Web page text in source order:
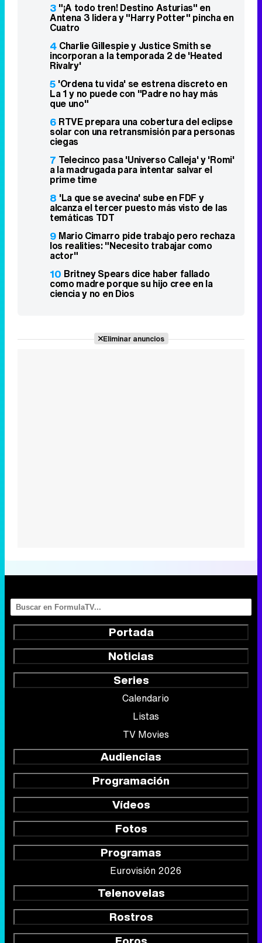
3 "¡A todo tren! Destino Asturias" en
Antena 3 lidera y "Harry Potter" pincha en
Cuatro
4 Charlie Gillespie y Justice Smith se
incorporan a la temporada 2 de 'Heated
Rivalry'
5 'Ordena tu vida' se estrena discreto en
La 1 y no puede con "Padre no hay más
que uno"
6 RTVE prepara una cobertura del eclipse
solar con una retransmisión para personas
ciegas
7 Telecinco pasa 'Universo Calleja' y 'Romi'
a la madrugada para intentar salvar el
prime time
8 'La que se avecina' sube en FDF y
alcanza el tercer puesto más visto de las
temáticas TDT
9 Mario Cimarro pide trabajo pero rechaza
los realities: "Necesito trabajar como
actor"
10 Britney Spears dice haber fallado
como madre porque su hijo cree en la
ciencia y no en Dios
Eliminar anuncios
Portada
Noticias
Series
Calendario
Listas
TV Movies
Audiencias
Programación
Vídeos
Fotos
Programas
Eurovisión 2026
Telenovelas
Rostros